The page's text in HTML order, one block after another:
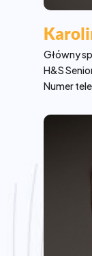
Główny
H&S
Numer